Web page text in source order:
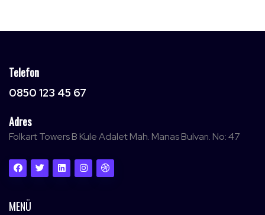
Telefon
0850 123 45 67
Adres
Folkart Towers B Kule Adalet Mah. Manas Bulvarı. No: 47
MENÜ